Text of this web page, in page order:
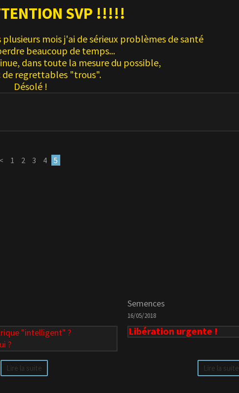
SVP !!!!!
mois j'ai de sérieux problèmes de santé
beaucoup de temps...
dans toute la mesure du possible,
de regrettables "trous".
Désolé !
< 1 2 3 4 5
"intelligent" ?
?
Lire la suite
Semences
16/05/2018
Libération urgente !
Lire la suite